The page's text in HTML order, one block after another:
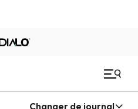
Changer de journal